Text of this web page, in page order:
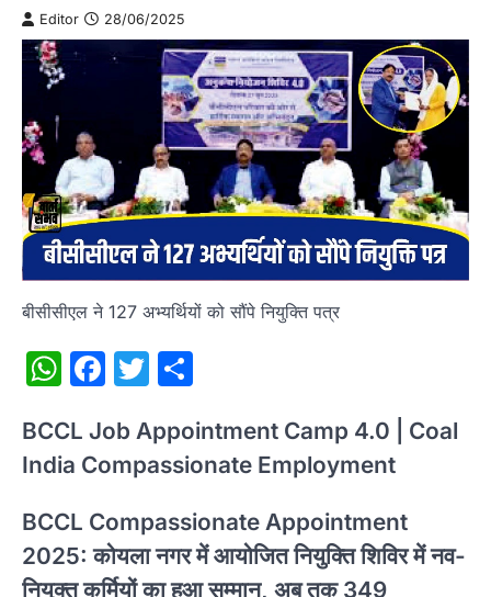
Editor 28/06/2025
बीसीसीएल ने 127 अभ्यर्थियों को सौंपे नियुक्ति पत्र
WhatsApp
Facebook
Twitter
BCCL Job Appointment Camp 4.0 | Coal
India Compassionate Employment
BCCL Compassionate Appointment
2025: कोयला नगर में आयोजित नियुक्ति शिविर में नव-
नियुक्त कर्मियों का हुआ सम्मान, अब तक 349